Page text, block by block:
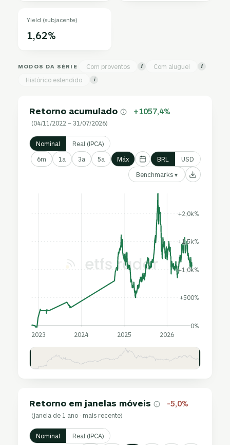
Yield (subjacente)
1,62%
MODOS DA SÉRIE Com proventos i Com aluguel i
Histórico estendido i
Retorno acumulado +1057,4%
(04/11/2022 – 31/07/2026)
Nominal Real (IPCA)
6m 1a 3a 5a Máx BRL USD
Benchmarks ▾
0%
+500%
+1,0k%
+1,5k%
+2,0k%
2023 2024 2025 2026
Retorno em janelas móveis -5,0%
(janela de 1 ano · mais recente)
Nominal Real (IPCA)